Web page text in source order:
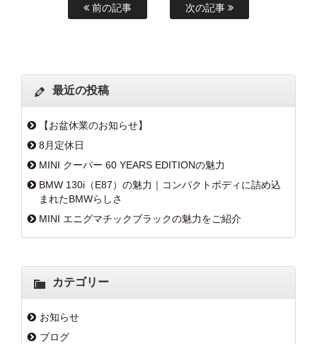
前の記事 次の記事
最近の投稿
【お盆休業のお知らせ】
8月定休日
MINI クーパー 60 YEARS EDITIONの魅力
BMW 130i（E87）の魅力｜コンパクトボディに詰め込
まれたBMWらしさ
MINI エニグマチックブラックの魅力をご紹介
カテゴリー
お知らせ
ブログ